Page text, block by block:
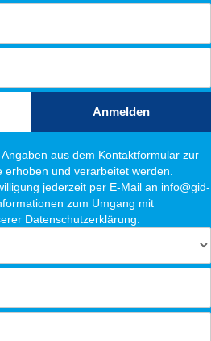
Anmelden
aus dem Kontaktformular zur
und verarbeitet werden.
jederzeit per E-Mail an info@gid-
zum Umgang mit
Datenschutzerklärung.